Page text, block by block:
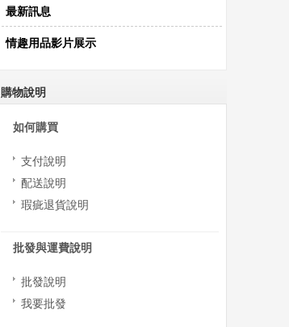
最新訊息
情趣用品影片展示
購物說明
如何購買
支付說明
配送說明
瑕疵退貨說明
批發與運費說明
批發說明
我要批發